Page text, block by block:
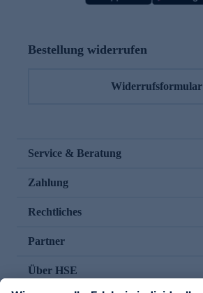
Bestellung widerrufen
Widerrufsformular
Service & Beratung
Zahlung
Rechtliches
Partner
Über HSE